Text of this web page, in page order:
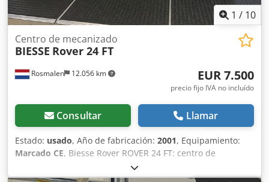
responsabilidad de la instalación, la fijación y el uso de la
máquina en el lugar de destino. Referencia externa: 8359
1 / 10
Rosmalen 12.056 km
Centro de mecanizado
BIESSE Rover 24 FT
EUR 7.500
precio fijo IVA no incluído
Consultar Llamar
Estado: usado, Año de fabricación: 2001, Equipamiento:
Marcado CE, Biesse Rover ROVER 24 FT: centro de
mecanizado CNC Descripción La superficie de trabajo
consta de una mesa de rejilla compuesta por dos mesas